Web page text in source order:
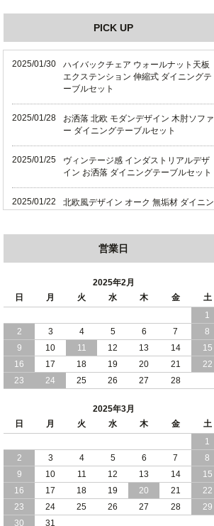
PICK UP
2025/01/30
ハイバックチェア ウォールナット天板
エクステンション 伸縮式 ダイニングテ
ーブルセット
2025/01/28
お洒落 北欧 モダンデザイン 木肘ソファ
ー ダイニングテーブルセット
2025/01/25
ヴィンテージ感 インダストリアルデザ
イン お洒落 ダイニングテーブルセット
2025/01/22
北欧風デザイン オーク 無垢材 ダイニン
天然木 オーク 無垢材 上質感 北欧風デ
ザイン ダイニング
ハイバックチェア 伸縮式テーブル ダイ
ニングテーブルセット
2025/01/12
畳仕様の床板 和モダン 国産 収納力バツ
グン 跳ね上げ式 収納ベッド
2025/01/10
和モダン セキスイ 美草 ヘッドボードレ
ス 小上がり 大容量収納 跳ね上げ式 畳
2025/01/08
寝室 くつろぎ 和モダン 空間 セキスイ
美草 使用 大容量 収納 跳ね上げ式 畳 ベ
ッド 日本製
2025/01/05
照明 コンセント 棚式 ヘッドボード 付
き 大容量 収納 跳ね上げ式 ベッド
営業日
2025年2月
日
月 火 水 木 金
土
1
2
3 4 5 6 7
8
9
10 11 12 13 14
15
16
17 18 19 20 21
22
23
24 25 26 27 28
2025年3月
日
月 火 水 木 金
土
1
2
3 4 5 6 7
8
9
10 11 12 13 14
15
16
17 18 19 20 21
22
23
24 25 26 27 28
29
30
31